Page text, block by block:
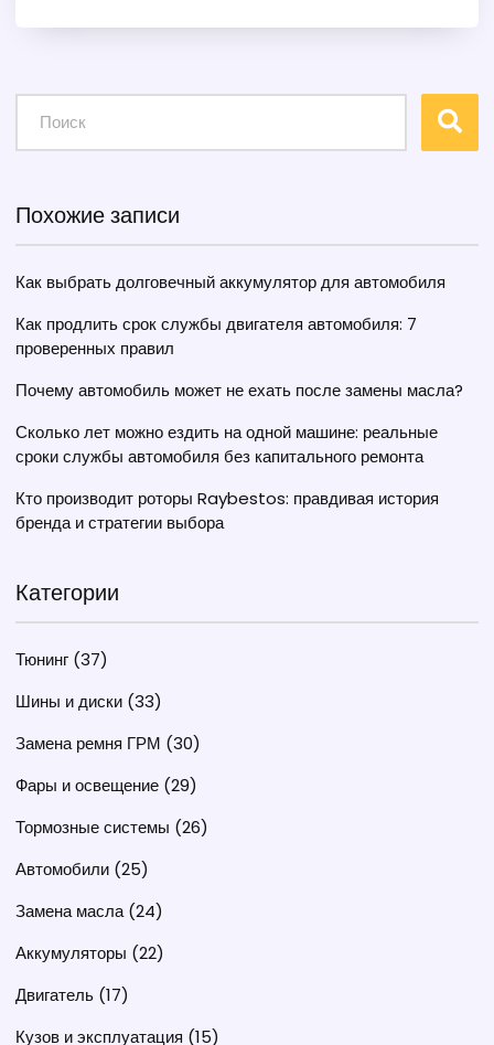
модными «ксеноновыми» оттенками и что говорят
производители. Практические советы помогут не
ошибиться при замене ламп или покупке новых
Похожие записи
Как выбрать долговечный аккумулятор для автомобиля
Как продлить срок службы двигателя автомобиля: 7
проверенных правил
Почему автомобиль может не ехать после замены масла?
Сколько лет можно ездить на одной машине: реальные
сроки службы автомобиля без капитального ремонта
Кто производит роторы Raybestos: правдивая история
бренда и стратегии выбора
Категории
Тюнинг (37)
Шины и диски (33)
Замена ремня ГРМ (30)
Фары и освещение (29)
Тормозные системы (26)
Автомобили (25)
Замена масла(24)
Аккумуляторы (22)
Двигатель (17)
Кузов и эксплуатация (15)